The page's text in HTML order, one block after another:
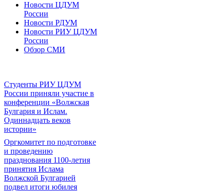
Новости ЦДУМ
России
Новости РДУМ
Новости РИУ ЦДУМ
России
Обзор СМИ
Студенты РИУ ЦДУМ
России приняли участие в
конференции «Волжская
Булгария и Ислам.
Одиннадцать веков
истории»
Оргкомитет по подготовке
и проведению
празднования 1100-летия
принятия Ислама
Волжской Булгарией
подвел итоги юбилея